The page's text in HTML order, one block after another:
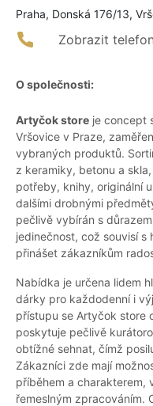
Praha, Donská 176/13,
Zobrazit
O společnosti:
Artyčok store je concept
Vršovice v Praze,
vybraných produktů.
z keramiky, betonu a
potřeby, knihy, originální
dalšími drobnými
pečlivě vybírán s
jedinečnost, což souvisí s
přinášet zákazníkům
Nabídka je určena lidem
dárky pro každodenní i
přístupu se Artyčok store
poskytuje pečlivě
obtížné sehnat, čímž
Zákazníci zde mají
příběhem a charakterem,
řemeslným zpracováním.